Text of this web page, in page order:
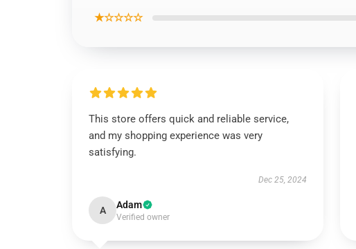
★☆☆☆☆
This store offers quick and reliable service,
and my shopping experience was very
satisfying.
Dec 25, 2024
A Adam
Verified owner